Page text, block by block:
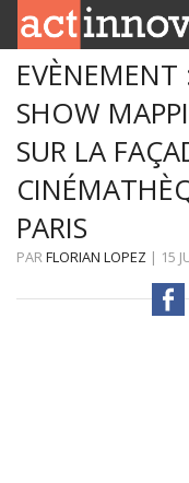
RUBRIQUES
INNOBOX
CONTACT
SHOW
SUR LA
PARIS
PARFLORIAN LOPEZ | 15